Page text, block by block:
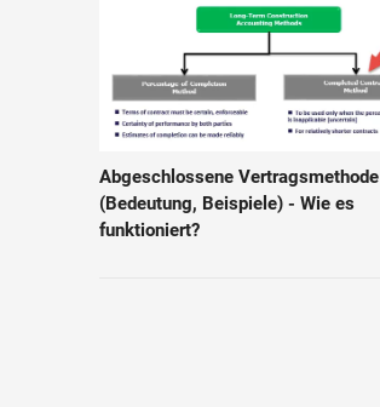
Abgeschlossene Vertragsmethode
(Bedeutung, Beispiele) - Wie es
funktioniert?